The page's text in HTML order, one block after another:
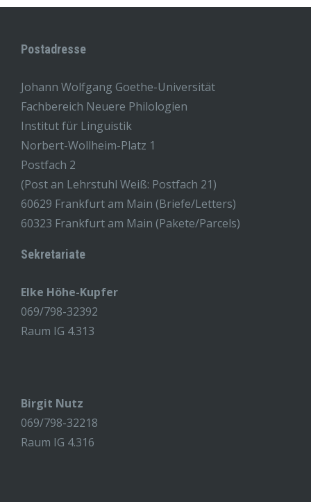
Postadresse
Johann Wolfgang Goethe-Universität
Fachbereich Neuere Philologien
Institut für Linguistik
Norbert-Wollheim-Platz 1
Postfach 2
(Post an Lehrstuhl Weiß: Postfach 21)
60629 Frankfurt am Main (Briefe/Letters)
60323 Frankfurt am Main (Pakete/Parcels)
Sekretariate
Elke Höhe-Kupfer
069/798-32392
Raum IG 4.313
Birgit Nutz
069/798-32218
Raum IG 4.316